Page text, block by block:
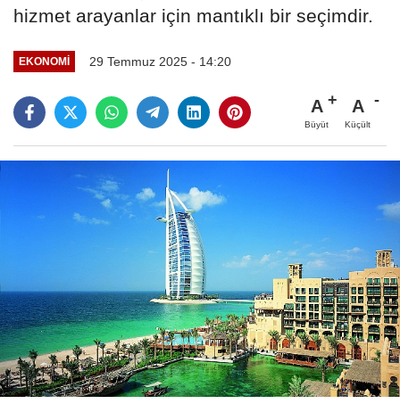
hizmet arayanlar için mantıklı bir seçimdir.
EKONOMI 29 Temmuz 2025 - 14:20
A
Büyüt
A
Küçült